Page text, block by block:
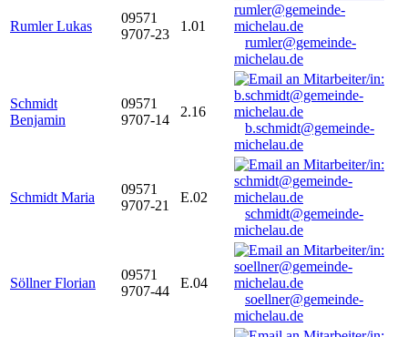
Rumler Lukas
09571
9707-23
1.01
rumler@gemeinde-
michelau.de
Schmidt
Benjamin
09571
9707-14
2.16
b.schmidt@gemeinde-
michelau.de
Schmidt Maria
09571
9707-21
E.02
schmidt@gemeinde-
michelau.de
Söllner Florian
09571
9707-44
E.04
soellner@gemeinde-
michelau.de